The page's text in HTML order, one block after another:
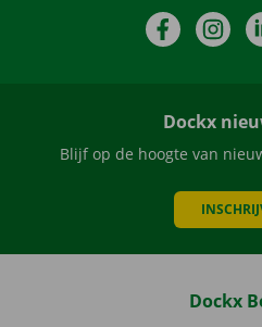
Facebook
Dockx
Blijf op de hoogte van
Dockx